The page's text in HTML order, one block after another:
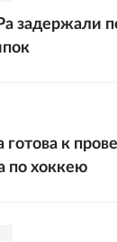
задержали
к
по хоккею